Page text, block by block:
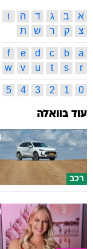
א ב ג ד ה ו
צ
ק ר ש ת
a
b
c
d
e
f
r
s
t
u
v
w
0
1
2
3
4
5
עוד בוואלה
רכב